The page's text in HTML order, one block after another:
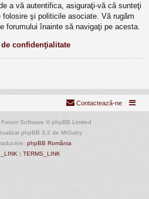
a vă autentifica, asiguraţi-vă că sunteţi
şi politicile asociate. Vă rugăm
forumului înainte să navigaţi pe acesta.
confidenţialitate
Contactează-ne
Software © phpBB Limited
phpBB 3.2 de MrGaby
phpBB România
| TERMS_LINK